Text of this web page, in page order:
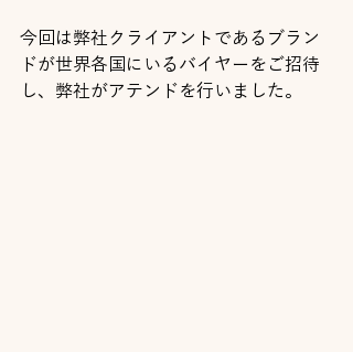
今回は弊社クライアントであるブラン
ドが世界各国にいるバイヤーをご招待
し、弊社がアテンドを行いました。